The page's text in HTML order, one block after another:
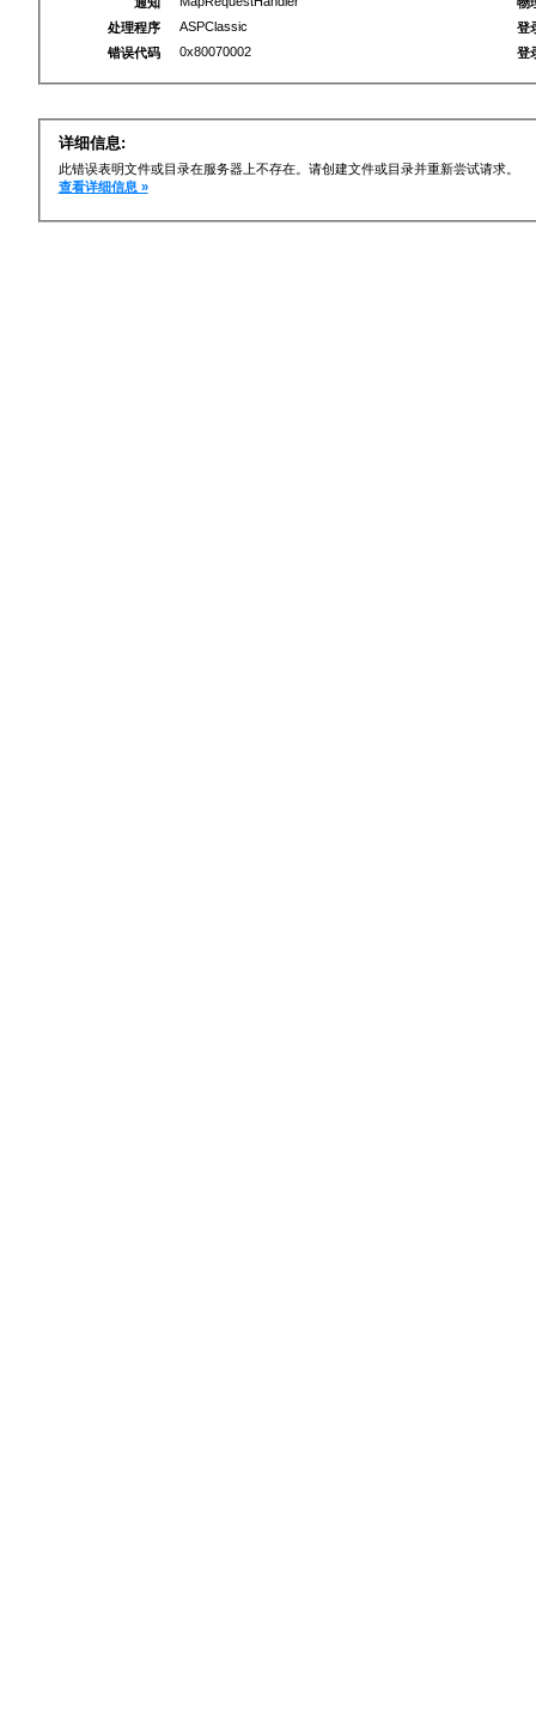
处理程序
ASPClassic
错误代码
0x80070002
登
登
详细信息:
此错误表明文件或目录在服务器上不存在。请创建文件或目录并重新尝试请求。
查看详细信息 »